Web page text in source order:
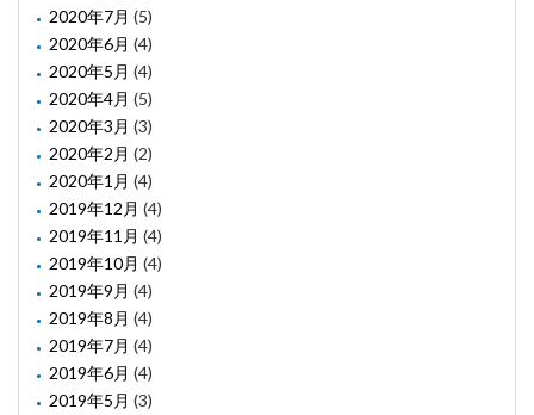
2020年7月 (5)
2020年6月 (4)
2020年5月 (4)
2020年4月 (5)
2020年3月 (3)
2020年2月 (2)
2020年1月 (4)
2019年12月 (4)
2019年11月 (4)
2019年10月 (4)
2019年9月 (4)
2019年8月 (4)
2019年7月 (4)
2019年6月 (4)
2019年5月 (3)